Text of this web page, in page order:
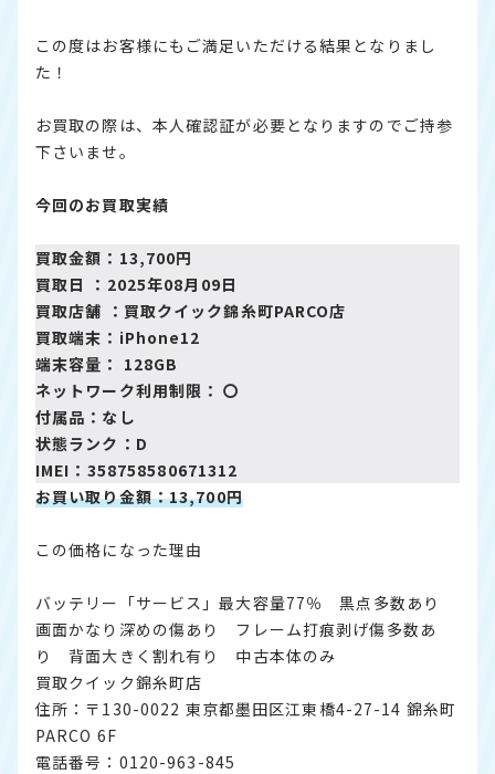
この度はお客様にもご満足いただける結果となりまし
た！
お買取の際は、本人確認証が必要となりますのでご持参
下さいませ。
今回のお買取実績
買取金額：13,700円
買取日 ：2025年08月09日
買取店舗 ： 買取クイック錦糸町PARCO店
買取端末：iPhone12
端末容量： 128GB
ネットワーク利用制限： 〇
付属品：なし
状態ランク：D
IMEI：358758580671312
お買い取り金額：13,700円
この価格になった理由
バッテリー「サービス」最大容量77％ 黒点多数あり
画面かなり深めの傷あり フレーム打痕剥げ傷多数あ
り 背面大きく割れ有り 中古本体のみ
買取クイック錦糸町店
住所：〒130-0022 東京都墨田区江東橋4-27-14 錦糸町
PARCO 6F
電話番号：0120-963-845